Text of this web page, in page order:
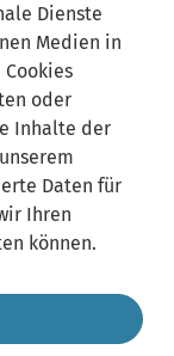
Dienste
Medien in
oder
Inhalte der
Daten für
Ihren
können.